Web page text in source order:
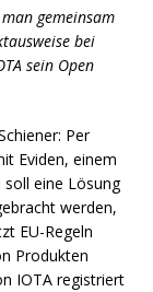
gemeinsam
bei
sein Open
Per
Eviden, einem
eine Lösung
werden,
EU-Regeln
Produkten
IOTA registriert